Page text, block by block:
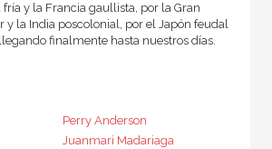
y la Francia gaullista, por la Gran
y la India poscolonial, por el Japón feudal
finalmente hasta nuestros días.
Perry Anderson
Juanmari Madariaga